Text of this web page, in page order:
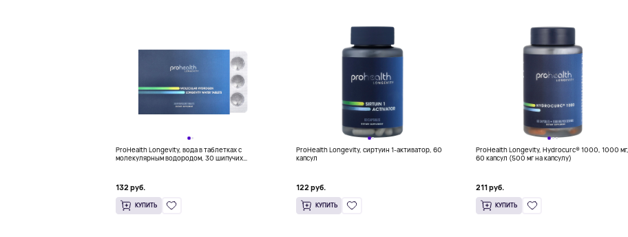
ProHealth Longevity, вода в таблетках с
молекулярным водородом, 30 шипучих
132 руб.
КУПИТЬ
ProHealth Longevity, сиртуин 1-активатор, 60
капсул
122 руб.
КУПИТЬ
ProHealth Longevity, Hydrocurc® 1000, 1000 мг,
60 капсул (500 мг на капсулу)
211 руб.
КУПИТЬ